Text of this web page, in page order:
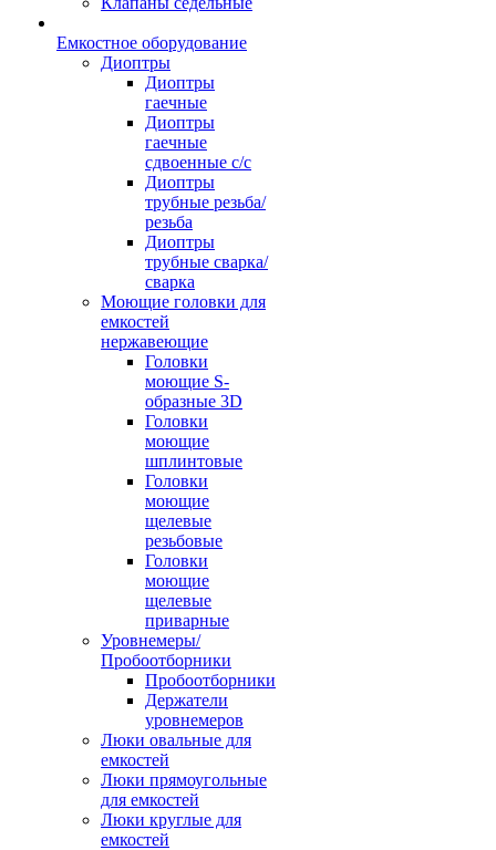
Емкостное оборудование
Диоптры
Диоптры
гаечные
Диоптры
гаечные
сдвоенные c/c
Диоптры
трубные резьба/
резьба
Диоптры
трубные сварка/
сварка
Моющие головки для
емкостей
нержавеющие
Головки
моющие S-
образные 3D
Головки
моющие
шплинтовые
Головки
моющие
щелевые
резьбовые
Головки
моющие
щелевые
приварные
Уровнемеры/
Пробоотборники
Пробоотборники
Держатели
уровнемеров
Люки овальные для
емкостей
Люки прямоугольные
для емкостей
Люки круглые для
емкостей